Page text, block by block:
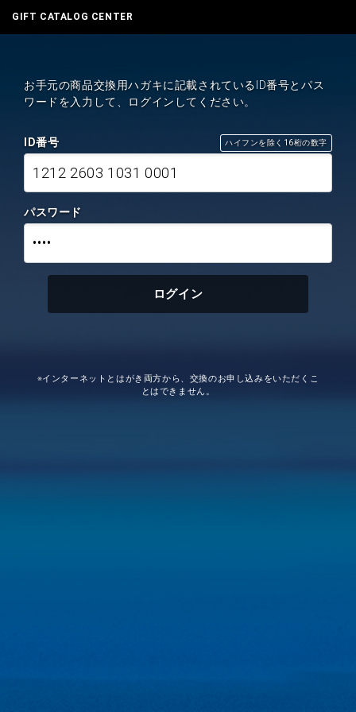
GIFT CATALOG CENTER
お手元の商品交換用ハガキに記載されているID番号とパス
ワードを入力して、ログインしてください。
ID番号 ハイフンを除く16桁の数字
1212 2603 1031 0001
パスワード
※インターネットとはがき両方から、交換のお申し込みをいただくこ
とはできません。